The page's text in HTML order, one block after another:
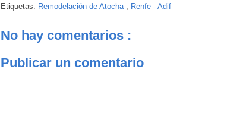
Etiquetas: Remodelación de Atocha , Renfe - Adif
No hay comentarios :
Publicar un comentario